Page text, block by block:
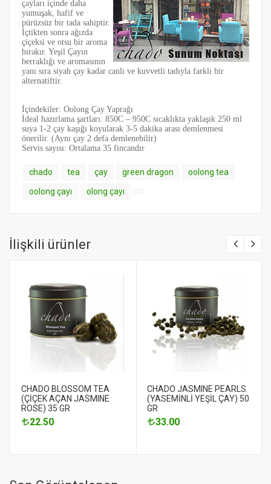
çayları içinde daha
yumuşak, hafif ve
pürüzsüz bir tada sahiptir.
İçtikten sonra ağızda
çiçeksi ve otsu bir aroma
bırakır. Yeşil Çayın
berraklığı ve aromasının
yanı sıra siyah çay kadar canlı ve kuvvetli tadıyla farklı bir
alternatiftir.
İçindekiler: Oolong Çay Yaprağı
İdeal hazırlama şartları: 850C – 950C sıcaklıkta yaklaşık 250 ml
suya 1-2 çay kaşığı koyularak 3-5 dakika arası demlenmesi
önerilir. (Aynı çay 2 defa demlenebilir)
Servis sayısı: Ortalama 35 fincandır
chado tea çay green dragon
oolong tea
oolong çayı
olong çayı
İlişkili ürünler
CHADO BLOSSOM TEA
(ÇİÇEK AÇAN JASMINE
ROSE) 35 GR
22.50
CHADO JASMINE PEARLS
(YASEMİNLİ YEŞİL ÇAY) 50
GR
33.00